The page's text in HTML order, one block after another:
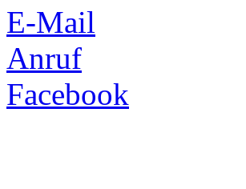
E-Mail
Anruf
Facebook